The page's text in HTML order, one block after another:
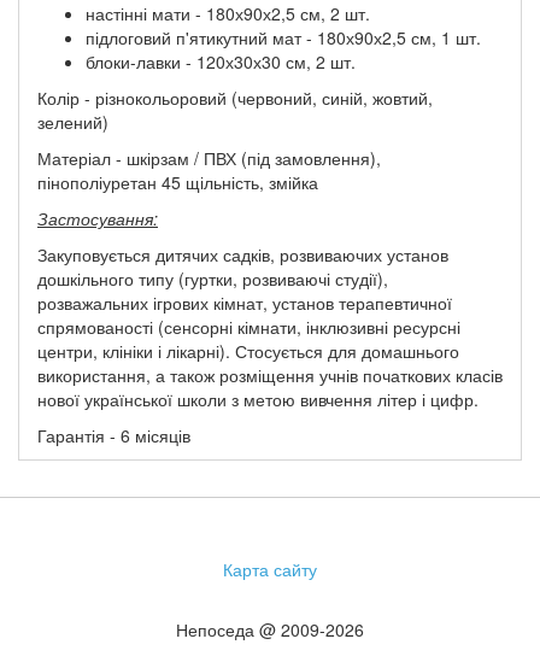
настінні мати - 180х90х2,5 см, 2 шт.
підлоговий п'ятикутний мат - 180х90х2,5 см, 1 шт.
блоки-лавки - 120х30х30 см, 2 шт.
Колір - різнокольоровий (червоний, синій, жовтий,
зелений)
Матеріал - шкірзам / ПВХ (під замовлення),
пінополіуретан 45 щільність, змійка
Застосування:
Закуповується дитячих садків, розвиваючих установ
дошкільного типу (гуртки, розвиваючі студії),
розважальних ігрових кімнат, установ терапевтичної
спрямованості (сенсорні кімнати, інклюзивні ресурсні
центри, клініки і лікарні). Стосується для домашнього
використання, а також розміщення учнів початкових класів
нової української школи з метою вивчення літер і цифр.
Гарантія - 6 місяців
Карта сайту
Непоседа @ 2009-2026